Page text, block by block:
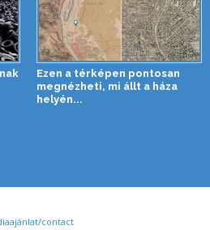
Ezen a térképen pontosan
megnézheti, mi állt a háza
helyén...
contact